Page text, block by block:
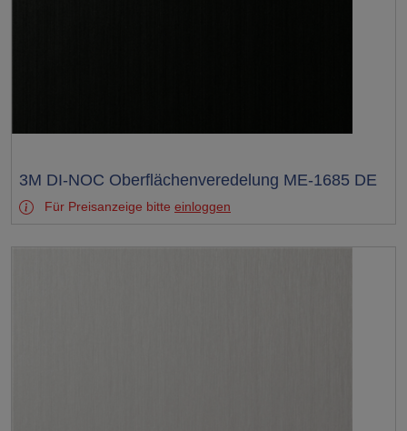
Test
3M DI-NOC Oberflächenveredelung ME-1685 DE
Für Preisanzeige bitte einloggen